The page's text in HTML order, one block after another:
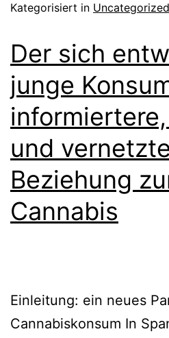
Kategorisiert in Uncategorized
Der sich
junge
und
Beziehung
Cannabis
Einleitung: ein neues
Cannabiskonsum In